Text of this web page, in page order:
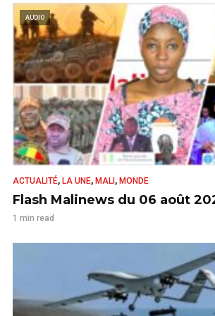
AUDIO
ACTUALITÉ, LA UNE, MALI , MONDE
Flash Malinews du 06 août
1 min read